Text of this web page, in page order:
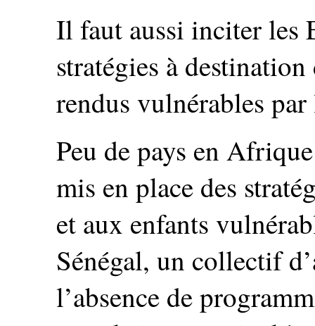
Il faut aussi inciter les
stratégies à
rendus vulnérables
Peu de pays en
mis en place des
et aux enfants
Sénégal, un collectif
l’absence de